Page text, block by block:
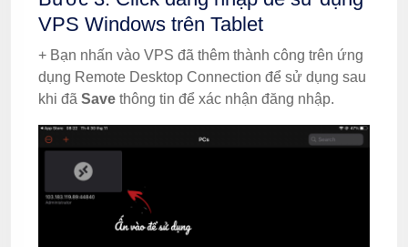
VPS Windows trên Tablet
+ Bạn nhấn vào VPS đã thêm thành công trên ứng
dụng Remote Desktop Connection để sử dụng sau
khi đã Save thông tin để xác nhận đăng nhập.